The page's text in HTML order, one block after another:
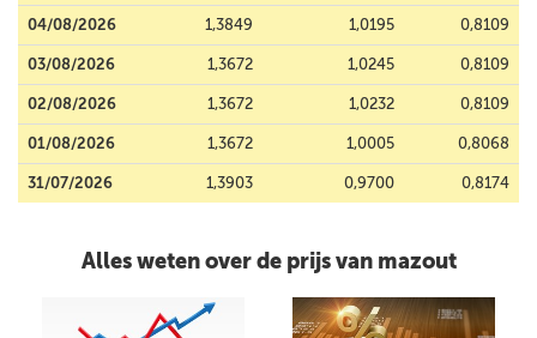
04/08/2026 1,3849 1,0195 0,8109
03/08/2026 1,3672 1,0245 0,8109
02/08/2026 1,3672 1,0232 0,8109
01/08/2026 1,3672 1,0005 0,8068
31/07/2026 1,3903 0,9700 0,8174
Alles weten over de prijs van mazout